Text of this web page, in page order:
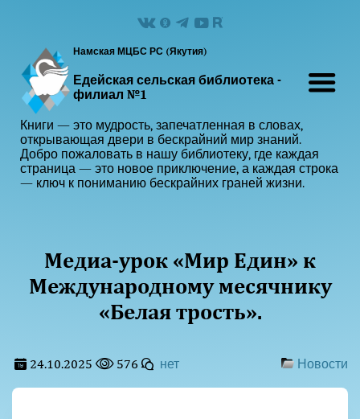
Намская МЦБС РС (Якутия)
Едейская сельская библиотека -
филиал №1
Книги — это мудрость, запечатленная в словах,
открывающая двери в бескрайний мир знаний.
Добро пожаловать в нашу библиотеку, где каждая
страница — это новое приключение, а каждая строка
— ключ к пониманию бескрайних граней жизни.
Медиа-урок «Мир Един» к
Международному месячнику
«Белая трость».
24.10.2025 576 нет Новости